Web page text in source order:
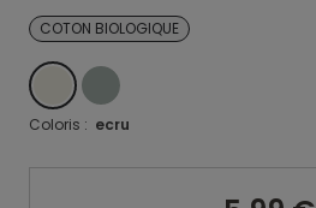
COTON BIOLOGIQUE
ECRUVERT
Coloris : ecru